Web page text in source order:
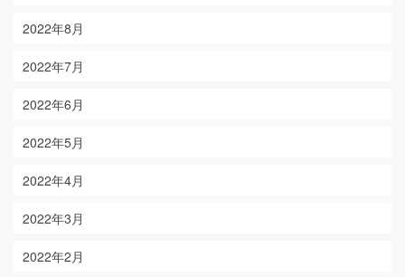
2022年8月
2022年7月
2022年6月
2022年5月
2022年4月
2022年3月
2022年2月